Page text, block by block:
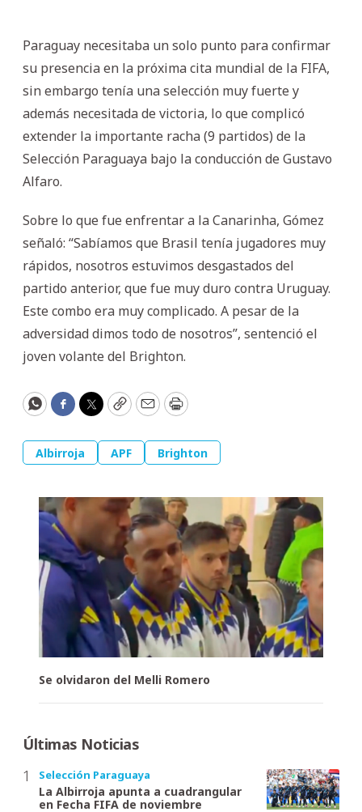
Paraguay necesitaba un solo punto para confirmar
su presencia en la próxima cita mundial de la FIFA,
sin embargo tenía una selección muy fuerte y
además necesitada de victoria, lo que complicó
extender la importante racha (9 partidos) de la
Selección Paraguaya bajo la conducción de Gustavo
Alfaro.
Sobre lo que fue enfrentar a la Canarinha, Gómez
señaló: “Sabíamos que Brasil tenía jugadores muy
rápidos, nosotros estuvimos desgastados del
partido anterior, que fue muy duro contra Uruguay.
Este combo era muy complicado. A pesar de la
adversidad dimos todo de nosotros”, sentenció el
joven volante del Brighton.
WhatsApp
Facebook
Twitter
CopyEmailPrint
Albirroja APF Brighton
Se olvidaron del Melli Romero
Últimas Noticias
Selección Paraguaya
La Albirroja apunta a cuadrangular
en Fecha FIFA de noviembre